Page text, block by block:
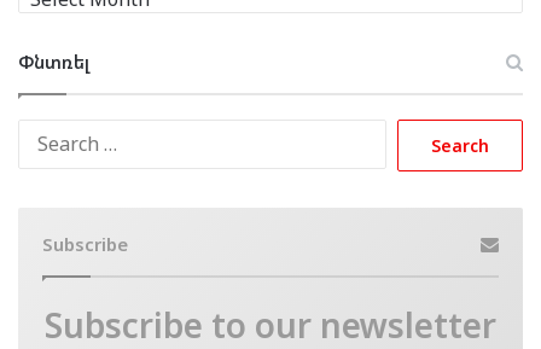
Փնտռել
Subscribe
Subscribe to our newsletter